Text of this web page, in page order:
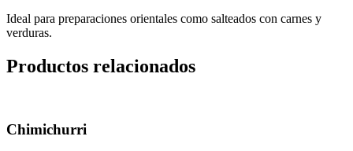
Ideal para preparaciones orientales como salteados con carnes y
verduras.
Productos relacionados
Chimichurri